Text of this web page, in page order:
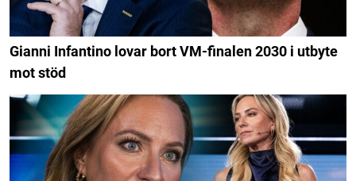
Gianni Infantino lovar bort VM-finalen 2030 i utbyte
mot stöd